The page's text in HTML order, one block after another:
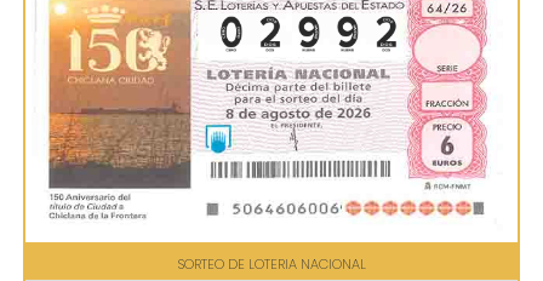
SORTEO DE LOTERIA NACIONAL